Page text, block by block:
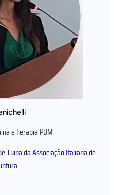
e Terapia PBM
Tuina da Associação Italiana de